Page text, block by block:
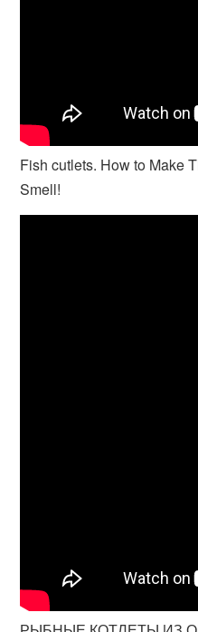
Fish cutlets. How to Make
Smell!